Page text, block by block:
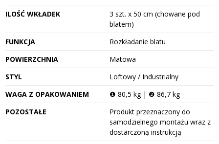
ILOŚĆ WKŁADEK
3 szt. x 50 cm (chowane pod
blatem)
FUNKCJA
Rozkładanie blatu
POWIERZCHNIA
Matowa
STYL
Loftowy / Industrialny
WAGA Z OPAKOWANIEM
❶ 80,5 kg | ❷ 86,7 kg
POZOSTAŁE
Produkt przeznaczony do
samodzielnego montażu wraz z
dostarczoną instrukcją